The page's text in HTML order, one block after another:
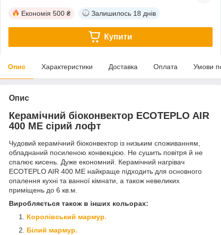
Економія 500 ₴ Залишилось 18 днів
Купити
Опис Характеристики Доставка Оплата Умови
Опис
Керамічний біоконвектор ECOTEPLO AIR
400 ME сірий лофт
Чудовий керамічний біоконвектор із низьким споживанням,
обладнаний посиленою конвекцією. Не сушить повітря й не
спалює кисень. Дуже економний. Керамічний нагрівач
ECOTEPLO AIR 400 ME найкраще підходить для основного
опалення кухні та ванної кімнати, а також невеликих
приміщень до 6 кв.м.
Виробляється також в інших кольорах:
Королівський мармур.
Білий мармур.